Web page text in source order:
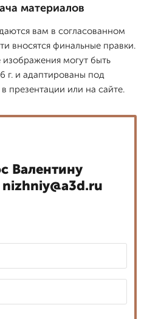
материалов
вам в согласованном
вносятся финальные правки.
изображения могут быть
г. и адаптированы под
презентации или на сайте.
Валентину